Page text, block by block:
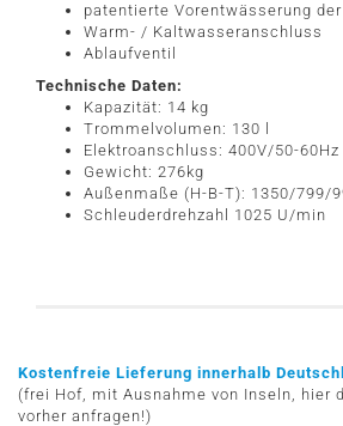
patentierte Vorentwässerung
Warm- / Kaltwasseranschluss
Ablaufventil
Technische Daten:
Kapazität: 14 kg
Trommelvolumen: 130 l
Elektroanschluss: 400V/50-60Hz
Gewicht: 276kg
Außenmaße (H-B-T): 1350/799/
Schleuderdrehzahl 1025 U/min
Kostenfreie Lieferung innerhalb
(frei Hof, mit Ausnahme von Inseln, hier
vorher anfragen!)